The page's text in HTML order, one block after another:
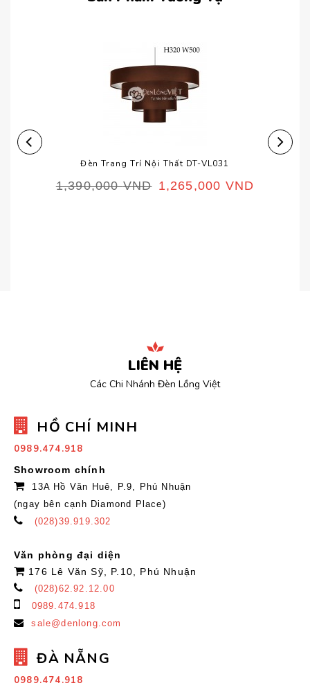
Đèn Trang Trí Nội Thất DT-VL031
1,390,000VND 1,265,000 VND
LIÊN HỆ
Các Chi Nhánh Đèn Lồng Việt
HỒ CHÍ MINH
0989.474.918
Showroom chính
13A Hồ Văn Huê, P.9, Phú Nhuận
(ngay bên cạnh Diamond Place)
(028)39.919.302
Văn phòng đại diện
176 Lê Văn Sỹ, P.10, Phú Nhuận
(028)62.92.12.00
0989.474.918
sale@denlong.com
ĐÀ NẴNG
0989.474.918